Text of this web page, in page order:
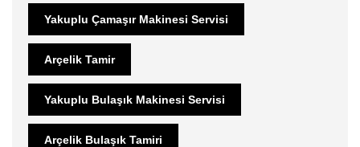
Yakuplu Çamaşır Makinesi Servisi
Arçelik Tamir
Yakuplu Bulaşık Makinesi Servisi
Arçelik Bulaşık Tamiri